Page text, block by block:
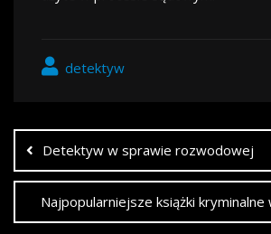
detektyw
Detektyw w sprawie rozwodowej
Najpopularniejsze książki